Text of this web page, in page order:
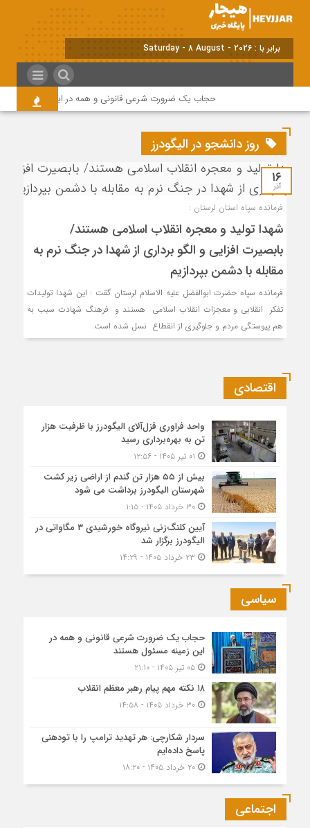
برابر با : Saturday - 8 August - 2026
حجاب یک ضرورت شرعی قانونی و همه در این زمینه مسئول
روز دانشجو در الیگودرز
۱۶
آذر
فرمانده سپاه استان لرستان :
شهدا تولید و معجره انقلاب اسلامی هستند/
بابصیرت افزایی و الگو برداری از شهدا در جنگ نرم به
مقابله با دشمن بپردازیم
فرمانده سپاه حضرت ابوالفضل علیه الاسلام لرستان گقت : این شهدا تولیدات
تفکر انقلابی و معجزات انقلاب اسلامی هستند و فرهنگ شهادت سبب به
هم پیوستگی مردم و جلوگیری از انقطاع نسل شده است.
اقتصادی
واحد فراوری قزل‌آلای الیگودرز با ظرفیت هزار
تن به بهره‌برداری رسید
بیش از ۵۵ هزار تن گندم از اراضی زیر کشت
شهرستان الیگودرز برداشت می شود
۳۰ خرداد ۱۴۰۵ - ۱:۱۵
آیین کلنگ‌زنی نیروگاه خورشیدی ۳ مگاواتی در
الیگودرز برگزار شد
سیاسی
حجاب یک ضرورت شرعی قانونی و همه در
این زمینه مسئول هستند
۰۵ تیر ۱۴۰۵ - ۲۱:۱۰
۱۸ نکته مهم پیام رهبر معظم انقلاب
۳۰ خرداد ۱۴۰۵ - ۱۴:۵۸
سردار شکارچی: هر تهدید ترامپ را با تودهنی
پاسخ داده‌ایم
۲۰ خرداد ۱۴۰۵ - ۱۸:۲۰
اجتماعی